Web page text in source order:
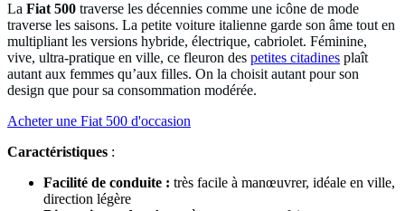
La Fiat 500 traverse les décennies comme une icône de mode
traverse les saisons. La petite voiture italienne garde son âme tout en
multipliant les versions hybride, électrique, cabriolet. Féminine,
vive, ultra-pratique en ville, ce fleuron des petites citadines plaît
autant aux femmes qu’aux filles. On la choisit autant pour son
design que pour sa consommation modérée.
Acheter une Fiat 500 d'occasion
Caractéristiques :
Facilité de conduite : très facile à manœuvrer, idéale en ville,
direction légère